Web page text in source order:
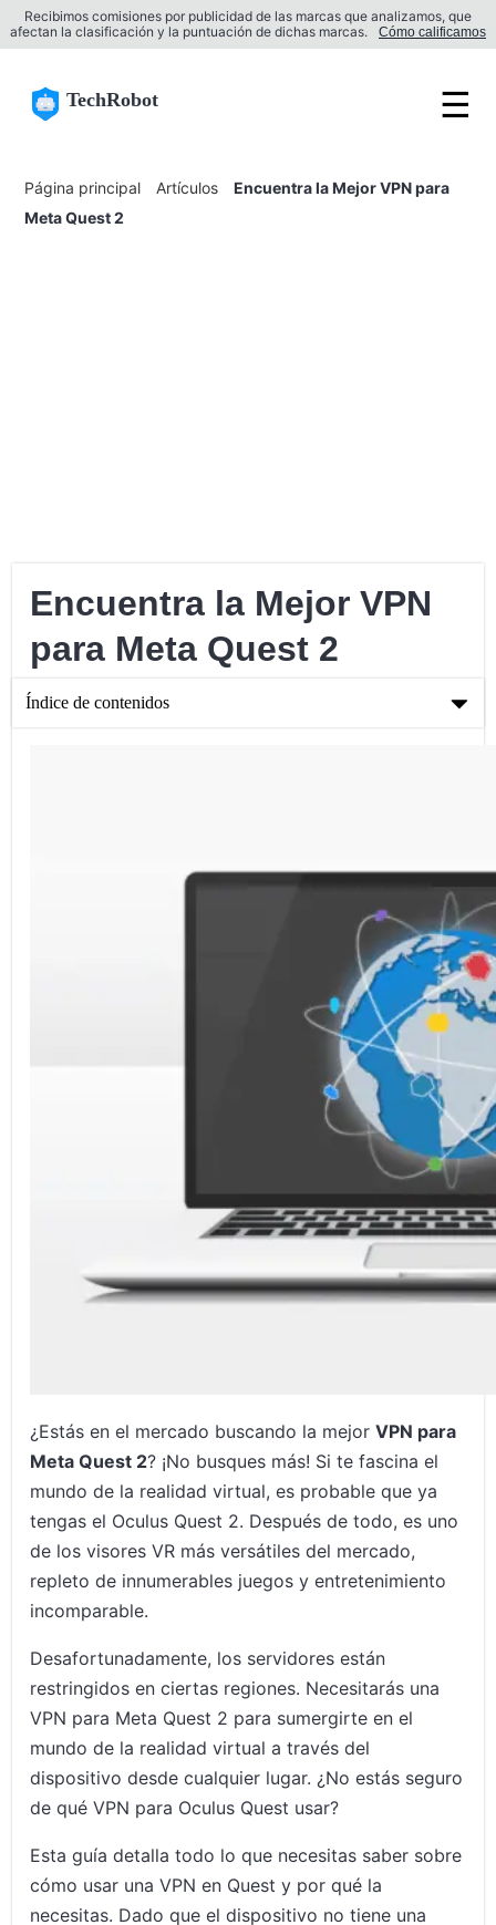
Recibimos comisiones por publicidad de las marcas que analizamos, que
afectan la clasificación y la puntuación de dichas marcas.
Cómo calificamos
TechRobot ☰
Página principal Artículos
Encuentra la Mejor VPN para
Meta Quest 2
Encuentra la Mejor VPN
para Meta Quest 2
Índice de contenidos
Cómo instalar un VPN en Meta Quest 2
¿Estás en el mercado buscando la mejorVPN para
Meta Quest 2? ¡No busques más! Si te fascina el
mundo de la realidad virtual, es probable que ya
tengas el Oculus Quest 2. Después de todo, es uno
de los visores VR más versátiles del mercado,
repleto de innumerables juegos y entretenimiento
incomparable.
Desafortunadamente, los servidores están
restringidos en ciertas regiones. Necesitarás una
VPN para Meta Quest 2 para sumergirte en el
mundo de la realidad virtual a través del
dispositivo desde cualquier lugar. ¿No estás seguro
de qué VPN para Oculus Quest usar?
Esta guía detalla todo lo que necesitas saber sobre
cómo usar una VPN en Quest y por qué la
necesitas. Dado que el dispositivo no tiene una